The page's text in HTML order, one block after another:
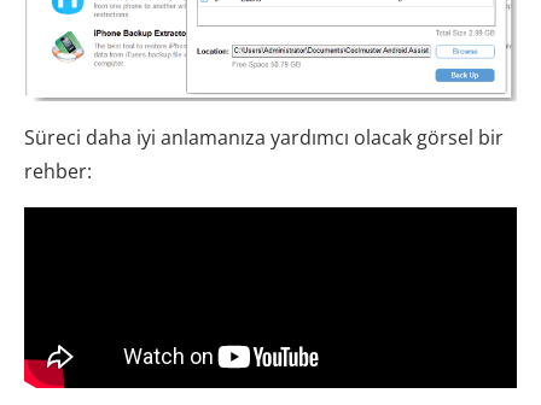
Süreci daha iyi anlamanıza yardımcı olacak görsel bir
rehber: